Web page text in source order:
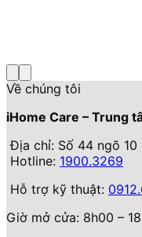
Về chúng tôi
iHome Care – Trung
Địa chỉ: Số 44 ngõ 10
Hotline: 1900.3269
Hỗ trợ kỹ thuật:
Giờ mở cửa: 8h00 –